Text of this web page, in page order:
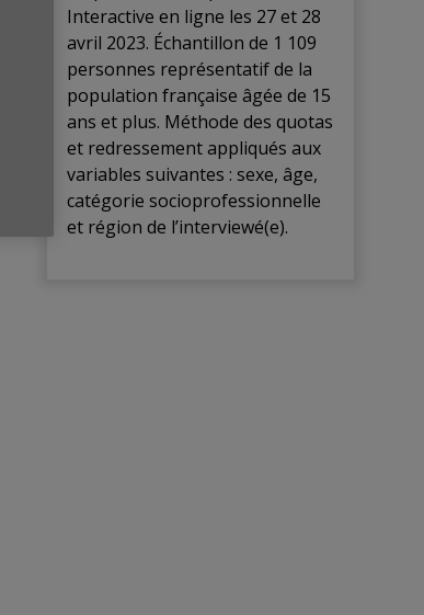
Interactive en ligne les 27 et 28
avril 2023. Échantillon de 1 109
personnes représentatif de la
population française âgée de 15
ans et plus. Méthode des quotas
et redressement appliqués aux
variables suivantes : sexe, âge,
catégorie socioprofessionnelle
et région de l’interviewé(e).